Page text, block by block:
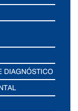
DIAGNÓSTICO